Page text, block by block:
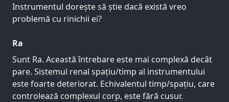
Instrumentul dorește să știe dacă există vreo
problemă cu rinichii ei?
Ra
Sunt Ra. Această întrebare este mai complexă decât
pare. Sistemul renal spațiu/timp al instrumentului
este foarte deteriorat. Echivalentul timp/spațiu, care
controlează complexul corp, este fără cusur.